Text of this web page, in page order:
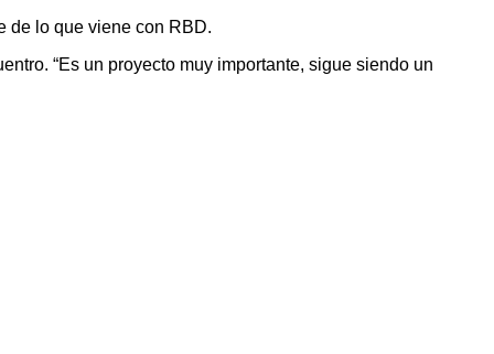
de lo que viene con RBD.
“Es un proyecto muy importante, sigue siendo un